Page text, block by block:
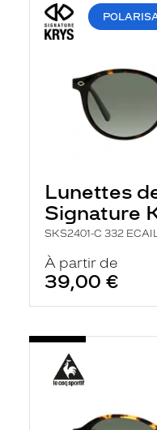
Lunettes
Signature
SKS2401-C 332
À partir de
39,00 €